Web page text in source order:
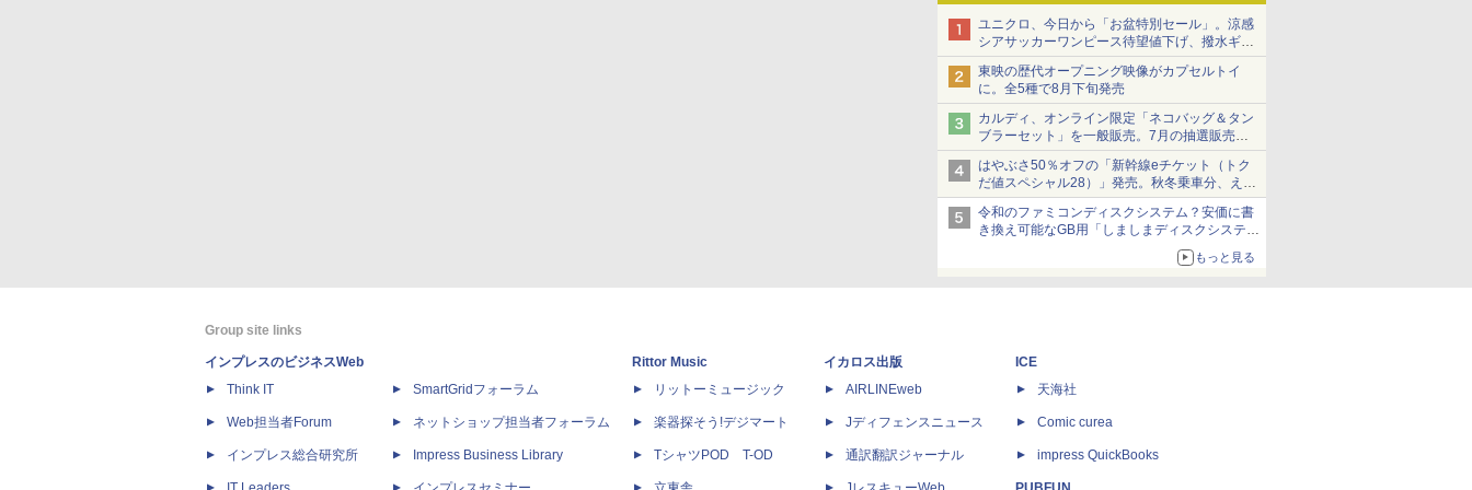
ユニクロ、今日から「お盆特別セール」。涼感
シアサッカーワンピース待望値下げ、撥水ギア
ショーツは1990円に
東映の歴代オープニング映像がカプセルトイ
に。全5種で8月下旬発売
カルディ、オンライン限定「ネコバッグ＆タン
ブラーセット」を一般販売。7月の抽選販売の
当選無効分
はやぶさ50％オフの「新幹線eチケット（トク
だ値スペシャル28）」発売。秋冬乗車分、えき
ねっと限定
令和のファミコンディスクシステム？安価に書
き換え可能なGB用「しましまディスクシステ
もっと見る
Group site links
インプレスのビジネスWeb
Think IT
Web担当者Forum
インプレス総合研究所
SmartGridフォーラム
ネットショップ担当者フォーラム
Impress Business Library
Rittor Music
リットーミュージック
楽器探そう!デジマート
TシャツPOD T-OD
イカロス出版
AIRLINEweb
Jディフェンスニュース
通訳翻訳ジャーナル
ICE
天海社
Comic curea
impress QuickBooks